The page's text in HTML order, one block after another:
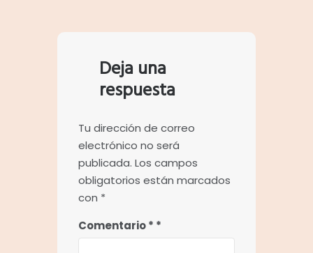
Deja una
respuesta
Tu dirección de correo
electrónico no será
publicada. Los campos
obligatorios están marcados
con *
Comentario*